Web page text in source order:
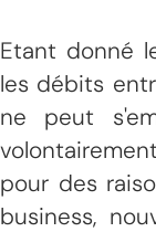
Etant donné
les débits
ne peut
pour des
business,